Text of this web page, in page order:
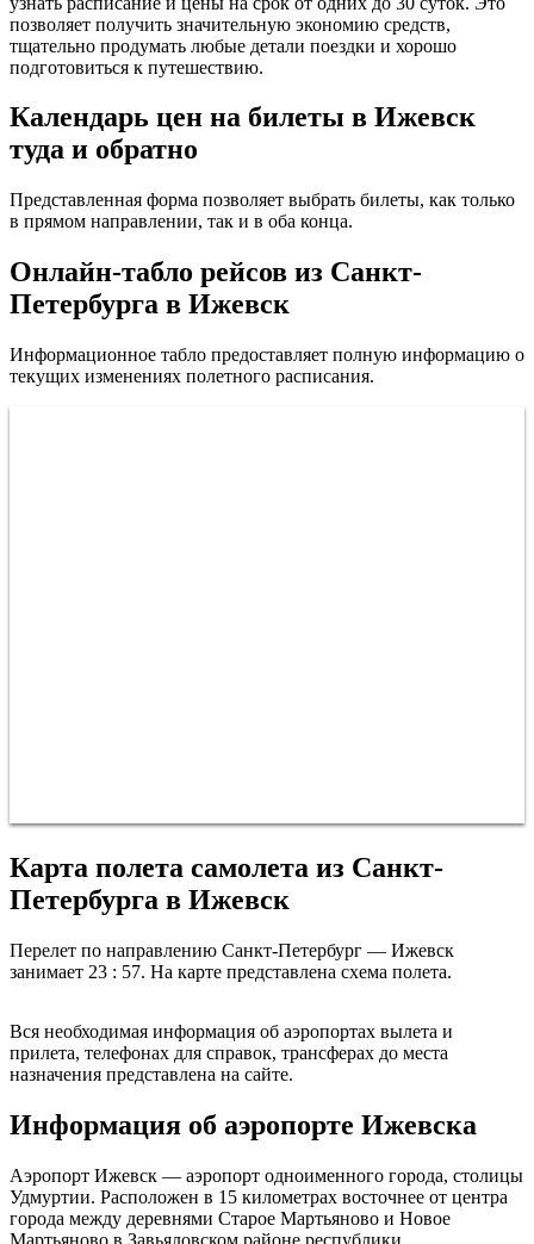
позволяет получить значительную экономию средств,
тщательно продумать любые детали поездки и хорошо
подготовиться к путешествию.
Календарь цен на билеты в Ижевск
туда и обратно
Представленная форма позволяет выбрать билеты, как только
в прямом направлении, так и в оба конца.
Онлайн-табло рейсов из Санкт-
Петербурга в Ижевск
Информационное табло предоставляет полную информацию о
текущих изменениях полетного расписания.
Карта полета самолета из Санкт-
Петербурга в Ижевск
Перелет по направлению Санкт-Петербург — Ижевск
занимает 23 : 57. На карте представлена схема полета.
Санкт-Петербург
Вся необходимая информация об аэропортах вылета и
прилета, телефонах для справок, трансферах до места
назначения представлена на сайте.
Информация об аэропорте Ижевска
Аэропорт Ижевск — аэропорт одноименного города, столицы
Удмуртии. Расположен в 15 километрах восточнее от центра
города между деревнями Старое Мартьяново и Новое
Мартьяново в Завьяловском районе республики.